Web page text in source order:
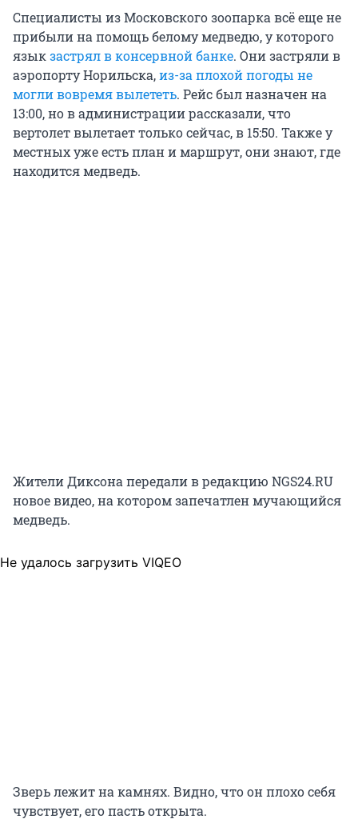
Специалисты из Московского зоопарка всё еще не
прибыли на помощь белому медведю, у которого
языкзастрял в консервной банке. Они застряли в
аэропорту Норильска,из-за плохой погоды не
могли вовремя вылететь. Рейс был назначен на
13:00, но в администрации рассказали, что
вертолет вылетает только сейчас, в 15:50. Также у
местных уже есть план и маршрут, они знают, где
находится медведь.
Жители Диксона передали в редакцию NGS24.RU
новое видео, на котором запечатлен мучающийся
медведь.
Не удалось загрузить VIQEO
Зверь лежит на камнях. Видно, что он плохо себя
чувствует, его пасть открыта.